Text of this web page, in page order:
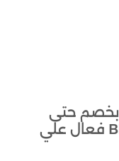
كود خصم بلومينغديلز 2026 بخصم حتى
20%| كوبون Bloomingdale’s فعال علي